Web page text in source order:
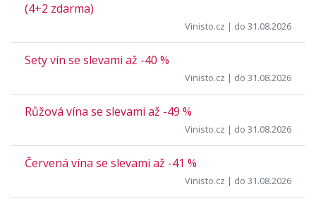
(4+2 zdarma)
Vinisto.cz | do 31.08.2026
Sety vín se slevami až -40 %
Vinisto.cz | do 31.08.2026
Růžová vína se slevami až -49 %
Vinisto.cz | do 31.08.2026
Červená vína se slevami až -41 %
Vinisto.cz | do 31.08.2026